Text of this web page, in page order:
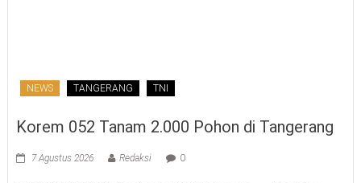
NEWS TANGERANG TNI
Korem 052 Tanam 2.000 Pohon di Tangerang
7 Agustus 2026 Redaksi 0